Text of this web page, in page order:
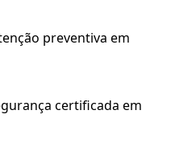
preventiva em
certificada em